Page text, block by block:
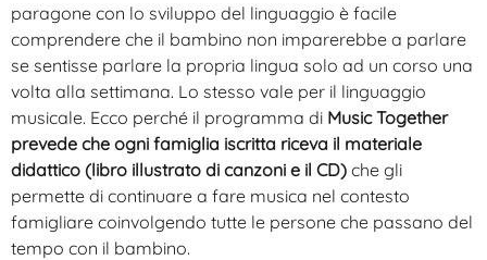
paragone con lo sviluppo del linguaggio è facile
comprendere che il bambino non imparerebbe a parlare
se sentisse parlare la propria lingua solo ad un corso una
volta alla settimana. Lo stesso vale per il linguaggio
musicale. Ecco perché il programma di Music Together
prevede che ogni famiglia iscritta riceva il materiale
didattico (libro illustrato di canzoni e il CD) che gli
permette di continuare a fare musica nel contesto
famigliare coinvolgendo tutte le persone che passano del
tempo con il bambino.